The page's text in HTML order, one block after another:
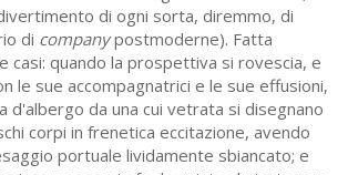
di ogni sorta, diremmo, di
di companypostmoderne). Fatta
casi: quando la prospettiva si rovescia, e
le sue accompagnatrici e le sue effusioni,
d'albergo da una cui vetrata si disegnano
corpi in frenetica eccitazione, avendo
portuale lividamente sbiancato; e